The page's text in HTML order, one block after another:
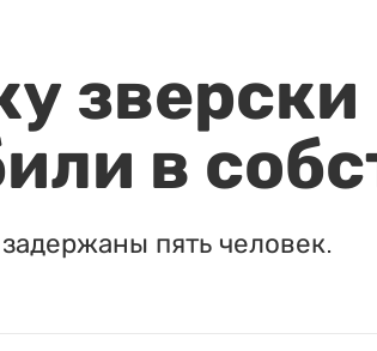
зверски
в
пять человек.